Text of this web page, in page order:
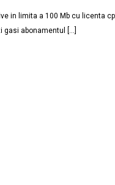
limita a 100 Mb cu licenta
gasi abonamentul […]